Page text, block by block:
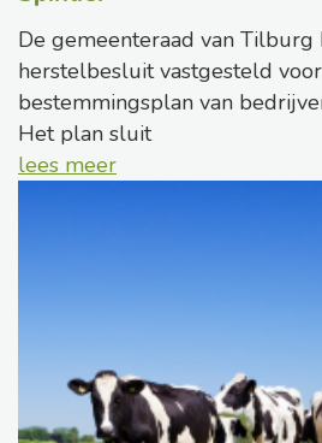
De gemeenteraad van
herstelbesluit vastgesteld
bestemmingsplan van
Het plan sluit
lees meer